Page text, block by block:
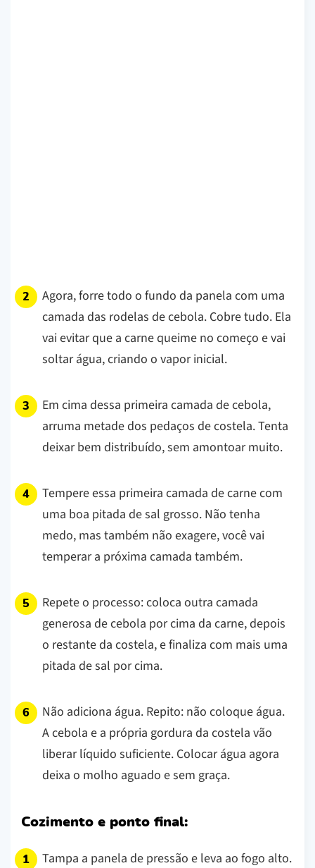
Agora, forre todo o fundo da panela com uma
camada das rodelas de cebola. Cobre tudo. Ela
vai evitar que a carne queime no começo e vai
soltar água, criando o vapor inicial.
Em cima dessa primeira camada de cebola,
arruma metade dos pedaços de costela. Tenta
deixar bem distribuído, sem amontoar muito.
Tempere essa primeira camada de carne com
uma boa pitada de sal grosso. Não tenha
medo, mas também não exagere, você vai
temperar a próxima camada também.
Repete o processo: coloca outra camada
generosa de cebola por cima da carne, depois
o restante da costela, e finaliza com mais uma
pitada de sal por cima.
Não adiciona água. Repito: não coloque água.
A cebola e a própria gordura da costela vão
liberar líquido suficiente. Colocar água agora
deixa o molho aguado e sem graça.
Cozimento e ponto final:
Tampa a panela de pressão e leva ao fogo alto.